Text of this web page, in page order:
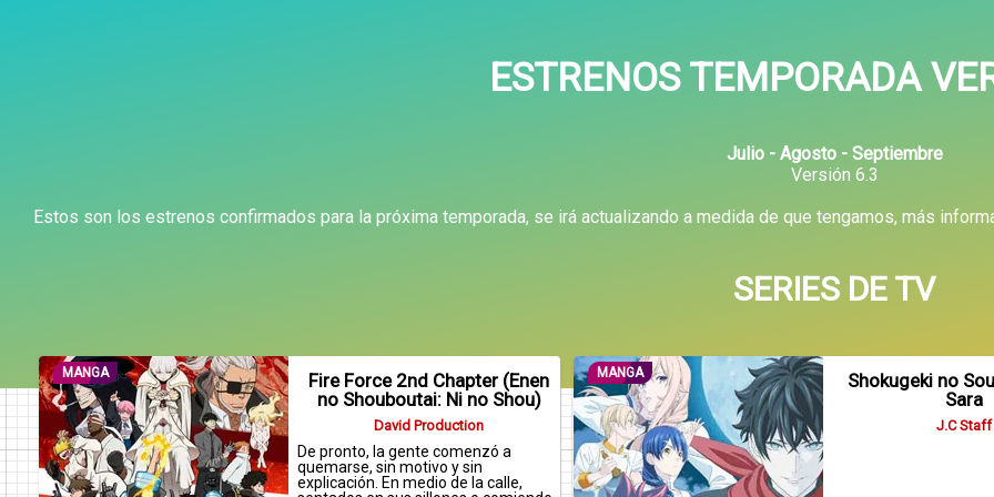
ESTRENOS TEMPORADA
Julio - Agosto - Septiembre
Versión 6.3
Estos son los estrenos confirmados para la próxima temporada, se irá actualizando a medida de que tengamos, más
SERIES DE TV
MANGA
Fire Force 2nd Chapter (Enen
no Shouboutai: Ni no Shou)
David Production
De pronto, la gente comenzó a
quemarse, sin motivo y sin
explicación. En medio de la calle,
MANGA
Shokugeki no
Sara
J.C Staff